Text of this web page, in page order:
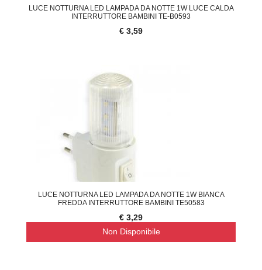
LUCE NOTTURNA LED LAMPADA DA NOTTE 1W LUCE CALDA
INTERRUTTORE BAMBINI TE-B0593
€ 3,59
LUCE NOTTURNA LED LAMPADA DA NOTTE 1W BIANCA
FREDDA INTERRUTTORE BAMBINI TE50583
€ 3,29
Non Disponibile